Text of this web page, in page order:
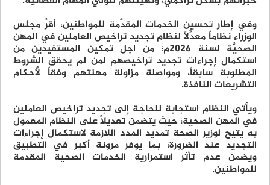
وفي إطار تحسين الخدمات المقدَّمة للمواطنين، أقرَّ مجلس
الوزراء نظاماً معدِّلاً لنظام تجديد تراخيص العاملين في المهن
الصحيَّة لسنة 2026م؛ من اجل تمكين المستفيدين من
استكمال إجراءات تجديد تراخيصهم لمن لم يحقق الشروط
المطلوبة سابقاً، ومواصلة مزاولة مهنتهم وفقاً لأحكام
التشريعات النافذة.
ويأتي النظام استجابة للحاجة إلى تجديد تراخيص العاملين
في المهن الصحية؛ حيث يتضمن تعديلاً على النظام المعمول
به يتيح لوزير الصحة تمديد المدد اللازمة لاستكمال إجراءات
التجديد عند الضرورة؛ بما يوفر مرونة أكبر في التطبيق
ويضمن عدم تأثر استمرارية الخدمات الصحية المقدمة
للمواطنين.